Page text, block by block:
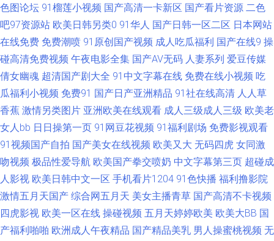
婷婷五月天肏屄网址 91麻豆传媒三区 久操视频在线观看 五月深爱婷婷三区
91色情直播 福利色第一导航 蜜桃视频官网 午夜AV婷婷 91激情性交社区 岛
国搬运工首页97 日本A级片在线 91操操操操操操 东京热AV在线 男女一级a
黄 亚洲欧美色图导航 91啦九色POnY熟妇 国产白丝久久 欧美好色综合区 91
福利社在线 福利导航页AV 欧美操日韩 伊人99久久八挂海 www91超碰 91九
色熟女旧板 肏屄com 国产免费AV资源 成全大全大全免费 香蕉久久影院 香蕉
视频视频18 狠狠干综合网 五月天资源网 99热热99 欧美重口味一级A片 91九
色图论坛 91榴莲小视频 国产高清一卡新区 国产看片资源 二色
吧97资源站 欧美日韩另类0 91华人 国产日韩一区二区 日本网站
在线免费 免费潮喷 91原创国产视频 成人吃瓜福利 国产在线9 操
碰高清免费视频 午夜电影全集 国产AV无码 人妻系列 爱豆传媒
倩女幽魂 超清国产剧大全 91中文字幕在线 免费在线小视频 吃
瓜福利小视频 免费91 国产日产亚洲精品 91社在线高清 人人草
香蕉 激情另类图片 亚洲欧美在线观看 成人三级成人三级 欧美老
女人bb 日日操第一页 91网豆花视频 91福利剧场 免费影视观看
91视频国产自拍 国产美女在线视频 欧美又大 无码四虎 女同激
吻视频 极品性爱导航 欧美国产拳交喷奶 中文字幕第三页 超碰成
人影视 欧美日韩中文一区 手机看片1204 91色快播 福利撸影院
激情五月天国产 综合网五月天 美女主播青草 国产高清不卡视频
四虎影视 欧美一区在线 操碰视频 五月天婷婷欧美 欧美大BB 国
产福利啪啪 欧洲成人午夜精品 国产精品美乳 男人操蜜桃视频 无